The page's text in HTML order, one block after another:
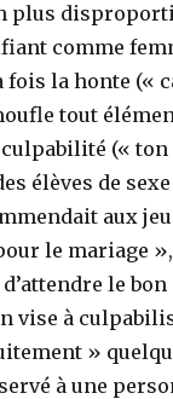
plus
comme
fois la honte («
tout
(«
élèves de
aux
le mariage
le bon
vise à
»
à une